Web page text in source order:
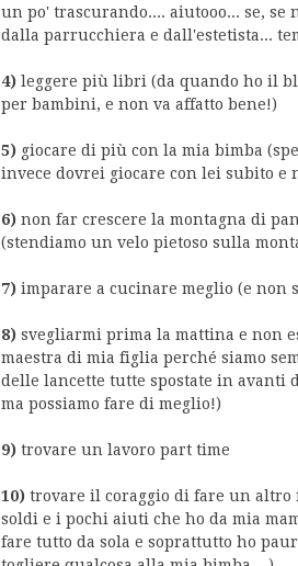
un po' trascurando.... aiutooo... se,
dalla parrucchiera e dall'estetista...
4) leggere più libri (da quando ho il
per bambini, e non va affatto bene!)
5) giocare di più con la mia bimba
invece dovrei giocare con lei subito e
6) non far crescere la montagna di
(stendiamo un velo pietoso sulla
7) imparare a cucinare meglio (e non
8) svegliarmi prima la mattina e non
maestra di mia figlia perché siamo
delle lancette tutte spostate in avanti
ma possiamo fare di meglio!)
9) trovare un lavoro part time
10) trovare il coraggio di fare un altro
soldi e i pochi aiuti che ho da mia
fare tutto da sola e soprattutto ho